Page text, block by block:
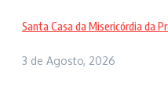
Santa Casa da Misericórdia da
3 de Agosto, 2026